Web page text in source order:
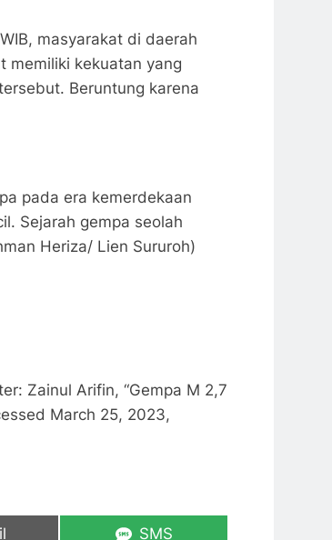
masyarakat di daerah
memiliki kekuatan yang
Beruntung karena
pada era kemerdekaan
Sejarah gempa seolah
Heriza/ Lien Sururoh)
Zainul Arifin, “Gempa M 2,7
March 25, 2023,
Share
SMS